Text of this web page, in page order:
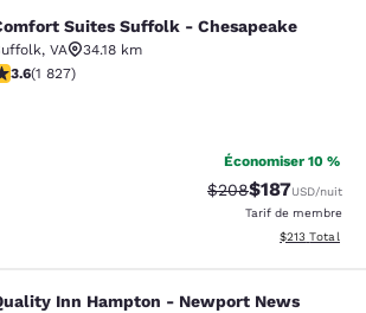
Suffolk -
Suites Suffolk - Chesapeake
, VA
34.18 km
étoiles. Bien. 1827 commentaires
3.6(1 827)
Économiser 10 %
Tarif barré :
$208Tarif réduit :
$187USD/nuit
Tarif de membre
Afficher les
$213 Total
Inn Hampton - Newport News